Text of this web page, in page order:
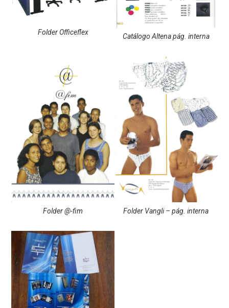
Folder Officeflex Catálogo Altena pág. interna
Folder @-fim Folder Vangli – pág. interna